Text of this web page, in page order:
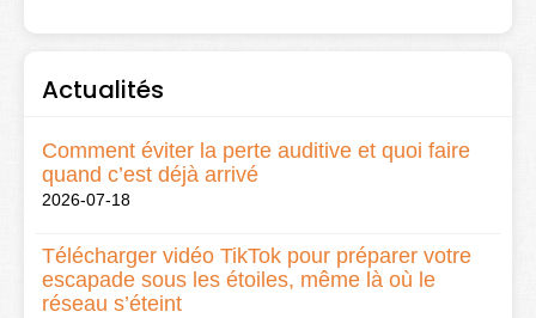
Actualités
Comment éviter la perte auditive et quoi faire
quand c’est déjà arrivé
2026-07-18
Télécharger vidéo TikTok pour préparer votre
escapade sous les étoiles, même là où le
réseau s’éteint